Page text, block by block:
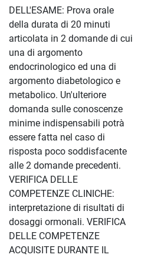
DELL'ESAME: Prova orale
della durata di 20 minuti
articolata in 2 domande di cui
una di argomento
endocrinologico ed una di
argomento diabetologico e
metabolico. Un'ulteriore
domanda sulle conoscenze
minime indispensabili potrà
essere fatta nel caso di
risposta poco soddisfacente
alle 2 domande precedenti.
VERIFICA DELLE
COMPETENZE CLINICHE:
interpretazione di risultati di
dosaggi ormonali. VERIFICA
DELLE COMPETENZE
ACQUISITE DURANTE IL